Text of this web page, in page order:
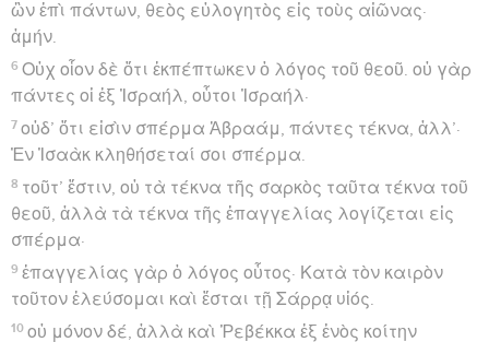
ὢν ἐπὶ πάντων, θεὸς εὐλογητὸς εἰς τοὺς αἰῶνας·
ἀμήν.
6 Οὐχ οἷον δὲ ὅτι ἐκπέπτωκεν ὁ λόγος τοῦ θεοῦ. οὐ γὰρ
πάντες οἱ ἐξ Ἰσραήλ, οὗτοι Ἰσραήλ·
7 οὐδ’ ὅτι εἰσὶν σπέρμα Ἀβραάμ, πάντες τέκνα, ἀλλ’·
Ἐν Ἰσαὰκ κληθήσεταί σοι σπέρμα.
8 τοῦτ’ ἔστιν, οὐ τὰ τέκνα τῆς σαρκὸς ταῦτα τέκνα τοῦ
θεοῦ, ἀλλὰ τὰ τέκνα τῆς ἐπαγγελίας λογίζεται εἰς
σπέρμα·
9 ἐπαγγελίας γὰρ ὁ λόγος οὗτος· Κατὰ τὸν καιρὸν
τοῦτον ἐλεύσομαι καὶ ἔσται τῇ Σάρρᾳ υἱός.
10 οὐ μόνον δέ, ἀλλὰ καὶ Ῥεβέκκα ἐξ ἑνὸς κοίτην